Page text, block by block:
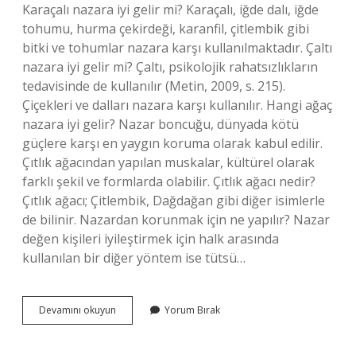
Karaçalı nazara iyi gelir mi? Karaçalı, iğde dalı, iğde
tohumu, hurma çekirdeği, karanfil, çitlembik gibi
bitki ve tohumlar nazara karşı kullanılmaktadır. Çaltı
nazara iyi gelir mi? Çaltı, psikolojik rahatsızlıkların
tedavisinde de kullanılır (Metin, 2009, s. 215).
Çiçekleri ve dalları nazara karşı kullanılır. Hangi ağaç
nazara iyi gelir? Nazar boncuğu, dünyada kötü
güçlere karşı en yaygın koruma olarak kabul edilir.
Çıtlık ağacından yapılan muskalar, kültürel olarak
farklı şekil ve formlarda olabilir. Çıtlık ağacı nedir?
Çıtlık ağacı; Çitlembik, Dağdağan gibi diğer isimlerle
de bilinir. Nazardan korunmak için ne yapılır? Nazar
değen kişileri iyileştirmek için halk arasında
kullanılan bir diğer yöntem ise tütsü…
Devamını okuyun
Çalı
Yorum Bırak